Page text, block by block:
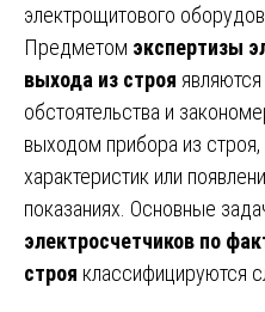
электрощитового
Предметом экспертизы
выхода из строя
обстоятельства и
выходом прибора из
характеристик или
показаниях. Основные
электросчетчиков по
строя классифицируются